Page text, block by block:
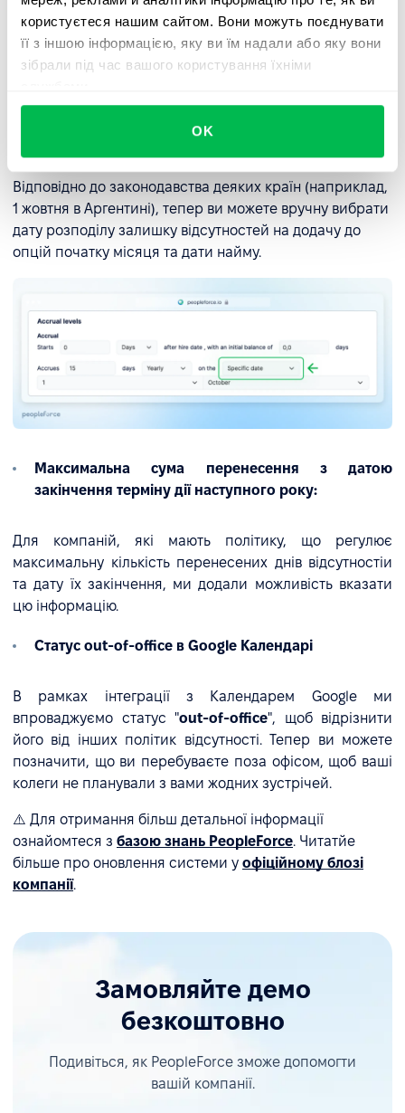
користуєтеся нашим сайтом. Вони можуть поєднувати
її з іншою інформацією, яку ви їм надали або яку вони
зібрали під час вашого користування їхніми
OK
Кастомна дата для нарахування відсутностей:
Відповідно до законодавства деяких країн (наприклад,
1 жовтня в Аргентині), тепер ви можете вручну вибрати
дату розподілу залишку відсутностей на додачу до
опцій початку місяця та дати найму.
Максимальна сума перенесення з датою
закінчення терміну дії наступного року:
Для компаній, які мають політику, що регулює
максимальну кількість перенесених днів відсутностіи
та дату їх закінчення, ми додали можливість вказати
цю інформацію.
Статус out-of-office в Google Календарі
В рамках інтеграції з Календарем Google ми
впроваджуємо статус "out-of-office", щоб відрізнити
його від інших політик відсутності. Тепер ви можете
позначити, що ви перебуваєте поза офісом, щоб ваші
колеги не планували з вами жодних зустрічей.
⚠️ Для отримання більш детальної інформації
ознайомтеся з базою знань PeopleForce. Читатйе
більше про оновлення системи у офіційному блозі
компанії.
Замовляйте демо
безкоштовно
Подивіться, як PeopleForce зможе допомогти
вашій компанії.